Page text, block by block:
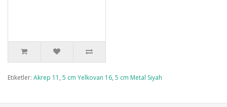
Etiketler: Akrep 11 , 5 cm Yelkovan 16, 5 cm Metal Siyah